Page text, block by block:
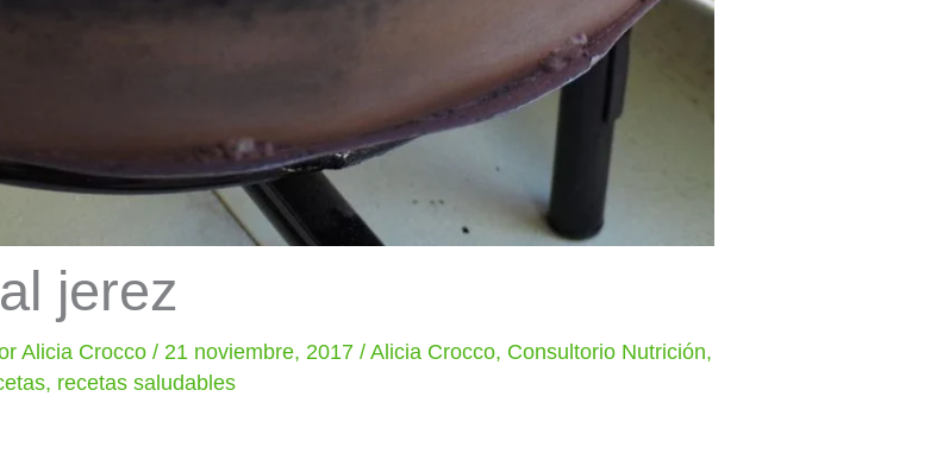
jerez
Alicia Crocco/ 21 noviembre, 2017/Alicia Crocco, Consultorio Nutrición,
, recetas saludables